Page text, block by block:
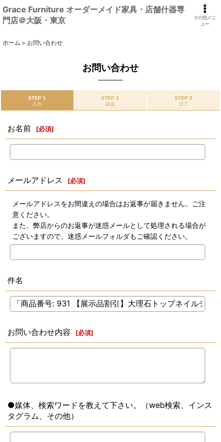
Grace Furniture オーダーメイド家具・店舗什器専
門店＠大阪・東京
その他メニ
ュー
ホーム > お問い合わせ
お問い合わせ
STEP 1
入力
STEP 2
確認
STEP 3
完了
お名前 [必須]
メールアドレス [必須]
メールアドレスをお間違えの場合はお返事が届きません。ご注
意ください。
また、弊店からのお返事が迷惑メールとして処理される場合が
ございますので、迷惑メールフォルダもご確認ください。
件名
お問い合わせ内容 [必須]
●媒体、検索ワードを教えて下さい。（web検索、インス
タグラム、その他）